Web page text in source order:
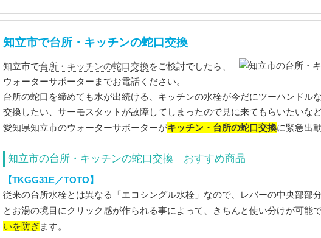
知立市で台所・キッチンの蛇口交換
知立市で台所・キッチンの蛇口交換をご検討でしたら、
ウォーターサポーターまでお電話ください。
台所の蛇口を締めても水が出続ける、キッチンの水栓が今だにツーハンドル
交換したい、サーモスタットが故障してしまったので見に来てもらいたいなど
愛知県知立市のウォーターサポーターがキッチン・台所の蛇口交換に緊急出
知立市の台所・キッチンの蛇口交換 おすすめ商品
【TKGG31E／TOTO】
従来の台所水栓とは異なる「エコシングル水栓」なので、レバーの中央部部
とお湯の境目にクリック感が作られる事によって、きちんと使い分けが可能
いを防ぎます。